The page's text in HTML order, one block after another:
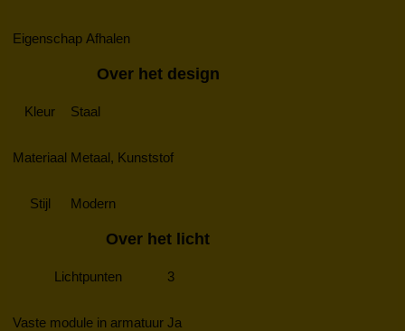
Eigenschap Afhalen
Over het design
Kleur Staal
Materiaal Metaal, Kunststof
Stijl Modern
Over het licht
Lichtpunten 3
Vaste module in armatuur Ja